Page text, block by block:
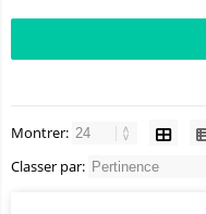
Montrer:
Classer par: